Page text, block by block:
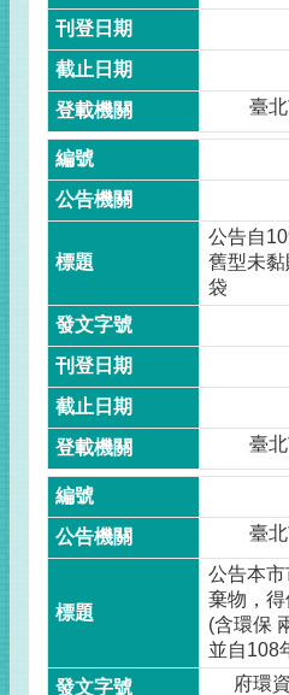
臺
公告自
舊型未
袋
臺
臺
公告本
棄物，
(含環保
並自108
府環